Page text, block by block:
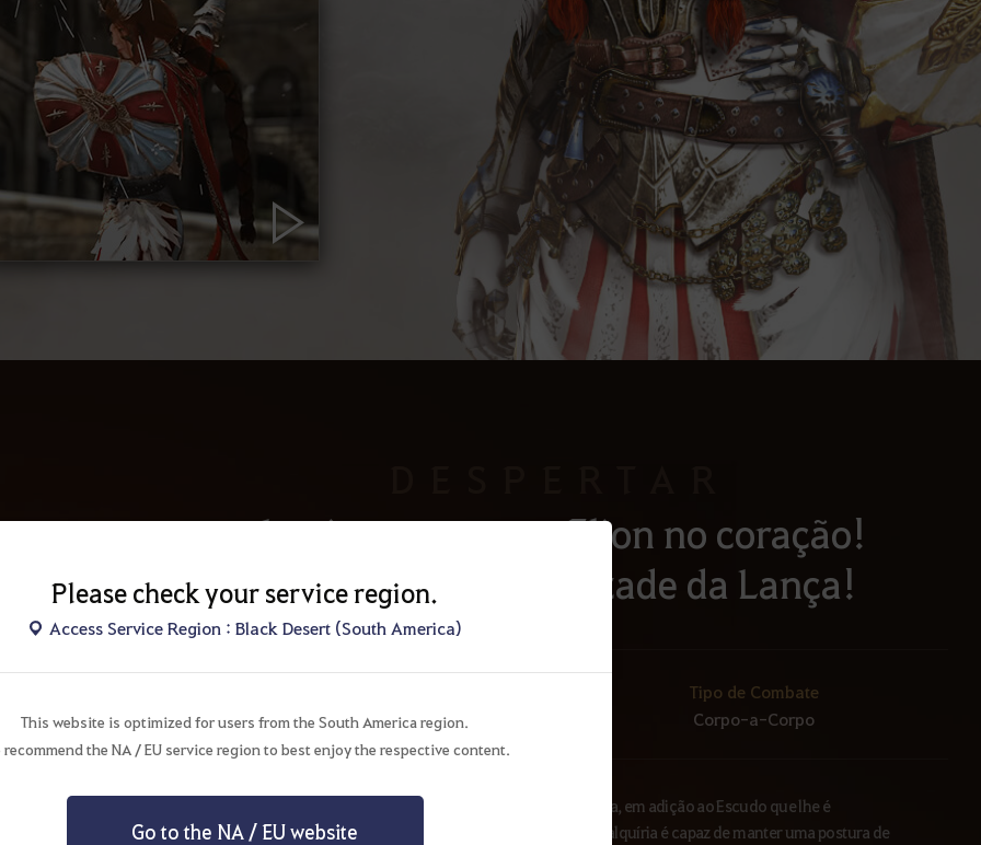
Please check your service region.
Access Service Region : Black Desert (South America)
This website is optimized for users from the South America region.
recommend the NA / EU service region to best enjoy the respective content.
Go to the NA / EU website
Justiça na mente, Elion no coração!
Que seja feita a vontade da Lança!
Lança
Tipo de Combate
Corpo-a-Corpo
O Despertar da Valquíria maneja a Lança, uma lança gigantesca, em adição ao Escudo que lhe é
característico. Com seus atributos de defesa aprimorados, a Valquíria é capaz de manter uma postura de